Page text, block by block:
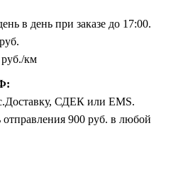
в день при заказе до 17:00.
км
СДЕК или EMS.
900 руб. в любой